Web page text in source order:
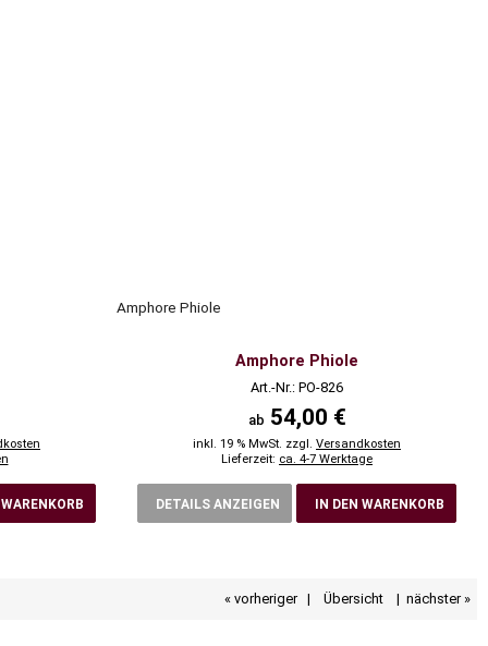
Amphore Phiole
Amphore Phiole
Art.-Nr.: PO-826
ab 54,00 €
inkl. 19 % MwSt. zzgl. Versandkosten
Lieferzeit: ca. 4-7 Werktage
DETAILS ANZEIGEN IN DEN WARENKORB
« vorheriger| Übersicht | nächster »